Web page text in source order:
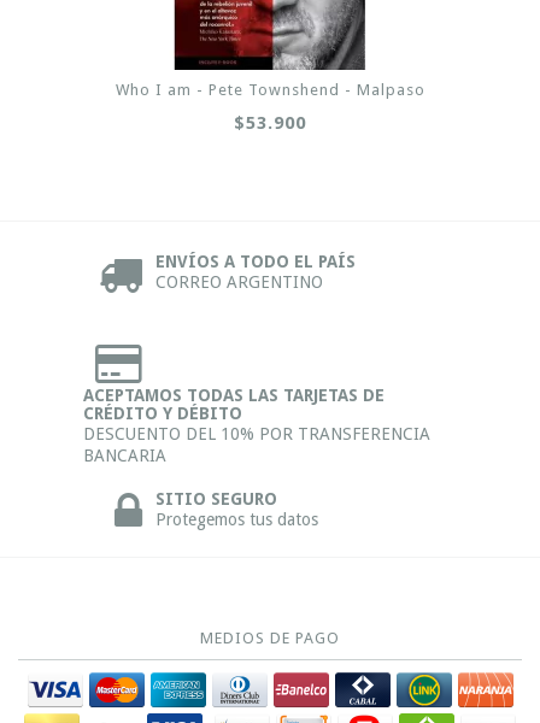
Who I am - Pete Townshend - Malpaso
$53.900
ENVÍOS A TODO EL PAÍS
CORREO ARGENTINO
ACEPTAMOS TODAS LAS TARJETAS DE
CRÉDITO Y DÉBITO
DESCUENTO DEL 10% POR TRANSFERENCIA
BANCARIA
SITIO SEGURO
Protegemos tus datos
MEDIOS DE PAGO